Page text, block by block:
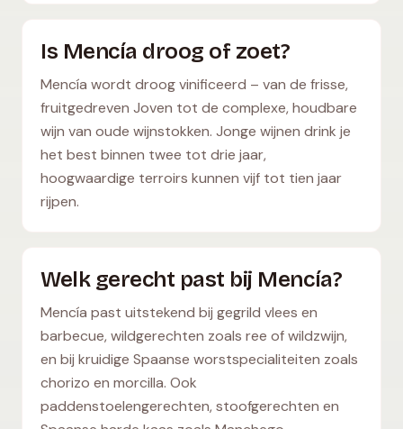
Is Mencía droog of zoet?
Mencía wordt droog vinificeerd – van de frisse,
fruitgedreven Joven tot de complexe, houdbare
wijn van oude wijnstokken. Jonge wijnen drink je
het best binnen twee tot drie jaar,
hoogwaardige terroirs kunnen vijf tot tien jaar
rijpen.
Welk gerecht past bij Mencía?
Mencía past uitstekend bij gegrild vlees en
barbecue, wildgerechten zoals ree of wildzwijn,
en bij kruidige Spaanse worstspecialiteiten zoals
chorizo en morcilla. Ook
paddenstoelengerechten, stoofgerechten en